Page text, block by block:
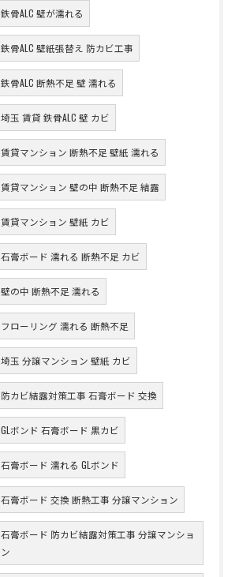
鉄骨ALC 壁が濡れる
鉄骨ALC 壁紙張替え 防カビ工事
鉄骨ALC 断熱不足 壁 濡れる
埼玉 賃貸 鉄骨ALC 壁 カビ
賃貸マンション 断熱不足 壁紙 濡れる
賃貸マンション 壁の中 断熱不足 結露
賃貸マンション 壁紙 カビ
石膏ボード 濡れる 断熱不足 カビ
壁の中 断熱不足 濡れる
フローリング 濡れる 断熱不足
埼玉 分譲マンション 壁紙 カビ
防カビ結露対策工事 石膏ボード 交換
GLボンド 石膏ボード 黒カビ
石膏ボード 濡れる GLボンド
石膏ボード 交換 断熱工事 分譲マンション
石膏ボード 防カビ結露対策工事 分譲マンショ
ン